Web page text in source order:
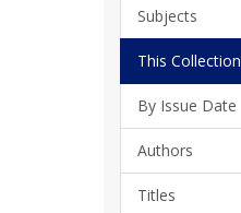
Subjects
This Collection
By Issue Date
Authors
Titles